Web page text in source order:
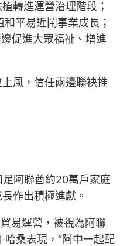
轉進運營治理階段；
平易近鬧事業成長；
促進大眾福祉、增進
風，信任兩邊聯袂推
阿聯酋約20萬戶家庭
作出積極進獻。
易運營，被視為阿聯
哈桑表現，“阿中一起配